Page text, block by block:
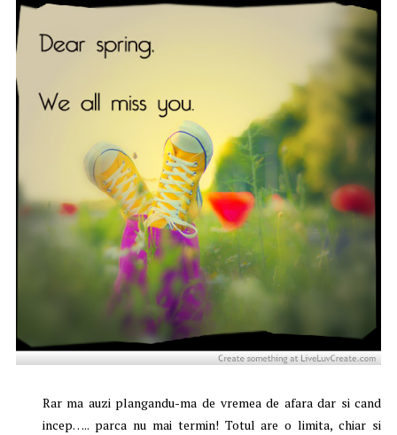
Rar ma auzi plangandu-ma de vremea de afara dar si cand
incep….. parca nu mai termin! Totul are o limita, chiar si